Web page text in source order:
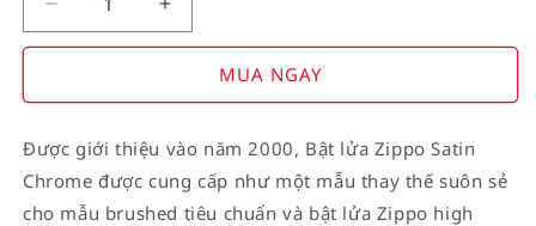
Decrease
quantity
American
on
Flag
Increase
quantity
American
on
Flag
MUA NGAY
Được giới thiệu vào năm 2000, Bật lửa Zippo Satin
Chrome được cung cấp như một mẫu thay thế suôn sẻ
cho mẫu brushed tiêu chuẩn và bật lửa Zippo high